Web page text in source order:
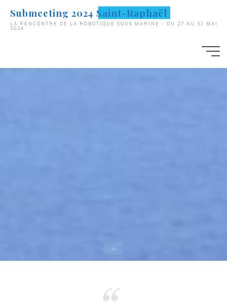
contenu
Submeeting 2024 Saint-Raphaël
LA RENCONTRE DE LA ROBOTIQUE SOUS MARINE - DU 27 AU 31 MAI
2024